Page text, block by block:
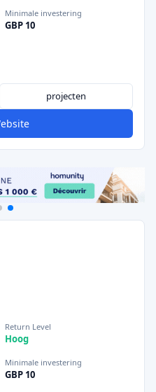
Minimale investering
GBP 10
projecten
Return Level
Hoog
Minimale investering
GBP 10